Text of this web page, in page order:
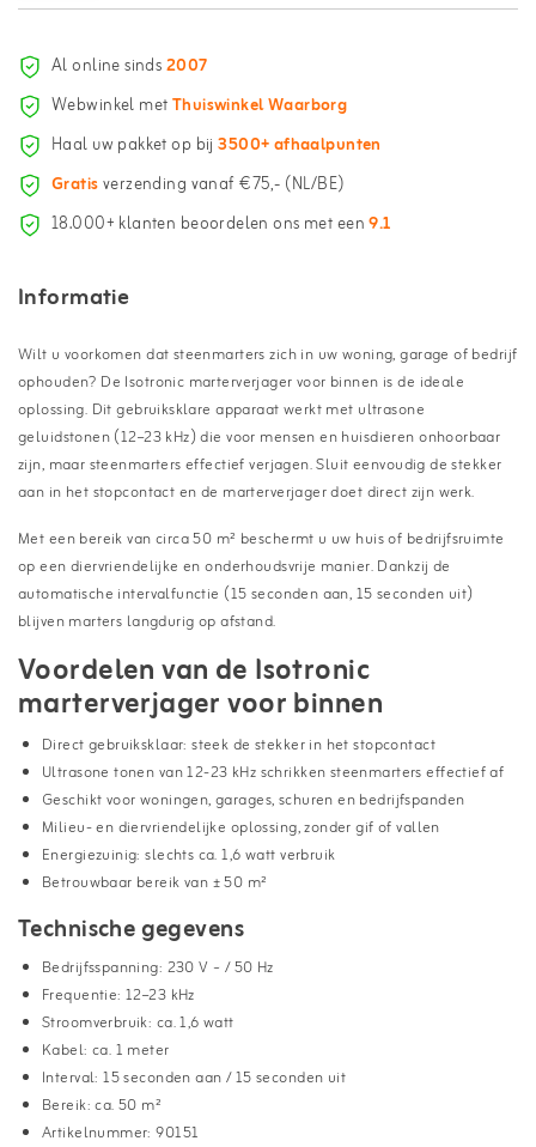
Al online sinds2007
Webwinkel metThuiswinkel Waarborg
Haal uw pakket op bij3500+ afhaalpunten
Gratisverzending vanaf €75,- (NL/BE)
18.000+ klanten beoordelen ons met een9.1
Informatie
Wilt u voorkomen dat steenmarters zich in uw woning, garage of bedrijf
ophouden? De Isotronic marterverjager voor binnen is de ideale
oplossing. Dit gebruiksklare apparaat werkt met ultrasone
geluidstonen (12–23 kHz) die voor mensen en huisdieren onhoorbaar
zijn, maar steenmarters effectief verjagen. Sluit eenvoudig de stekker
aan in het stopcontact en de marterverjager doet direct zijn werk.
Met een bereik van circa 50 m² beschermt u uw huis of bedrijfsruimte
op een diervriendelijke en onderhoudsvrije manier. Dankzij de
automatische intervalfunctie (15 seconden aan, 15 seconden uit)
blijven marters langdurig op afstand.
Voordelen van de Isotronic
marterverjager voor binnen
Direct gebruiksklaar: steek de stekker in het stopcontact
Ultrasone tonen van 12-23 kHz schrikken steenmarters effectief af
Geschikt voor woningen, garages, schuren en bedrijfspanden
Milieu- en diervriendelijke oplossing, zonder gif of vallen
Energiezuinig: slechts ca. 1,6 watt verbruik
Betrouwbaar bereik van ± 50 m²
Technische gegevens
Bedrijfsspanning: 230 V ~ / 50 Hz
Frequentie: 12–23 kHz
Stroomverbruik: ca. 1,6 watt
Kabel: ca. 1 meter
Interval: 15 seconden aan / 15 seconden uit
Bereik: ca. 50 m²
Artikelnummer: 90151